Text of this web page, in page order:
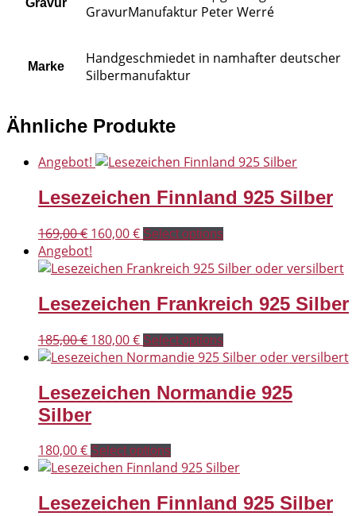
Gravur
GravurManufaktur Peter Werré
Marke
Handgeschmiedet in namhafter deutscher
Silbermanufaktur
Ähnliche Produkte
Angebot!
Lesezeichen Finnland 925 Silber
169,00€ Ursprünglicher
Preis
war:
160,00€Aktueller
ist:
Select options
Angebot!
Lesezeichen Frankreich 925 Silber
185,00€ Ursprünglicher
Preis
185,00 €
180,00€Aktueller
Preis
180,00 €.
Select options
Lesezeichen Normandie 925
Silber
180,00€ Select options
Lesezeichen Finnland 925 Silber